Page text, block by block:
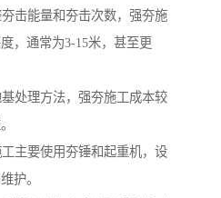
击能量和夯击次数，强夯施
，通常为3-15米，甚至更
处理方法，强夯施工成本较
主要使用夯锤和起重机，设
护。